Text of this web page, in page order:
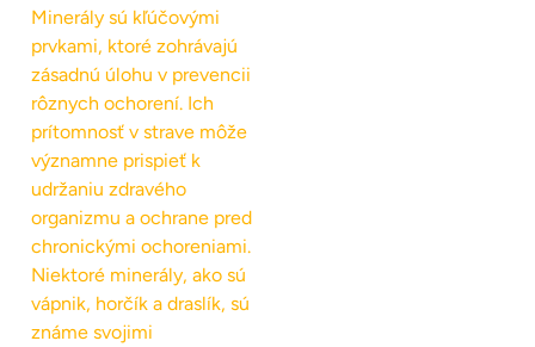
Minerály sú kľúčovými
prvkami, ktoré zohrávajú
zásadnú úlohu v prevencii
rôznych ochorení. Ich
prítomnosť v strave môže
významne prispieť k
udržaniu zdravého
organizmu a ochrane pred
chronickými ochoreniami.
Niektoré minerály, ako sú
vápnik, horčík a draslík, sú
známe svojimi